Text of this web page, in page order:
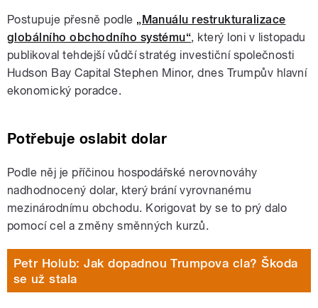
Postupuje přesně podle „Manuálu restrukturalizace
globálního obchodního systému“, který loni v listopadu
publikoval tehdejší vůdčí stratég investiční společnosti
Hudson Bay Capital Stephen Minor, dnes Trumpův hlavní
ekonomický poradce.
Potřebuje oslabit dolar
Podle něj je příčinou hospodářské nerovnováhy
nadhodnocený dolar, který brání vyrovnanému
mezinárodnímu obchodu. Korigovat by se to prý dalo
pomocí cel a změny směnných kurzů.
Petr Holub: Jak dopadnou Trumpova cla? Škoda
se už stala